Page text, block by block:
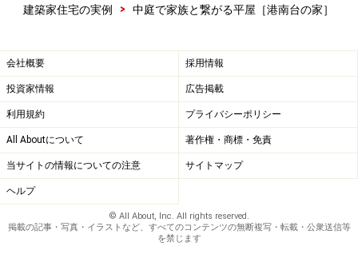
建築家住宅の実例
> 中庭で家族と繋がる平屋［港南台の家］
会社概要 採用情報
投資家情報 広告掲載
利用規約 プライバシーポリシー
All Aboutについて 著作権・商標・免責
当サイトの情報についての注意 サイトマップ
ヘルプ
© All About, Inc. All rights reserved.
掲載の記事・写真・イラストなど、すべてのコンテンツの無断複写・転載・公衆送信等
を禁じます